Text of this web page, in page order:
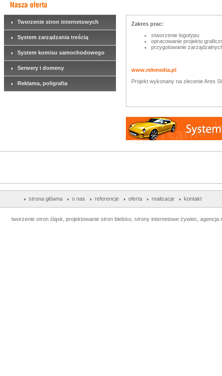
Tworzenie stron internetowych
System zarządzania treścią
System komisu samochodowego
Serwery i domeny
Reklama, poligrafia
Zakres prac:
stworzenie logotypu
opracowanie projektu
przygotowanie
www.rekmedia.pl
Projekt wykonany na zlecenie Ares
strona główna o nas referencje oferta realizacje kontakt
tworzenie stron śląsk, projektowanie stron bielsko, strony internetowe żywiec,